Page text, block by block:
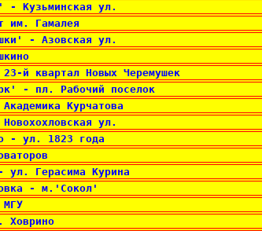
- Кузьминская ул.
Гамалея
- Азовская ул.
й квартал Новых Черемушек
- пл. Рабочий поселок
Курчатова
ул.
- ул. 1823 года
Герасима Курина
- м.'Сокол'